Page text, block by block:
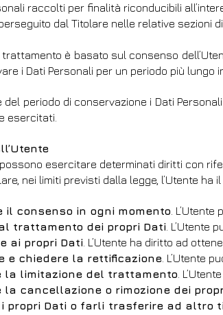
raccolti per finalità riconducibili
dal Titolare nelle relative sezioni
trattamento è basato sul consenso
i Dati Personali per un periodo più lungo
del periodo di conservazione i Dati
esercitati.
esercitare determinati diritti con
nei limiti previsti dalla legge, l’Utente ha
il consenso in ogni momento .
trattamento dei propri Dati .
ai propri Dati . L’Utente ha diritto ad
e chiedere la rettificazione . L’Utente
la limitazione del trattamento .
la cancellazione o rimozione dei
i propri Dati o farli trasferire ad altro